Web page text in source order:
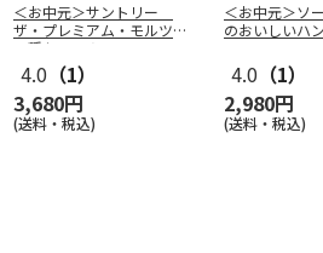
＜お中元＞サントリー
ザ・プレミアム・モルツ
５種セットＡ
4.0 （1）
3,680円
(送料・税込)
＜お中元＞ソ
のおいしいハ
4.0 （1）
2,980円
(送料・税込)